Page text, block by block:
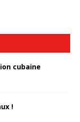
cubaine
!